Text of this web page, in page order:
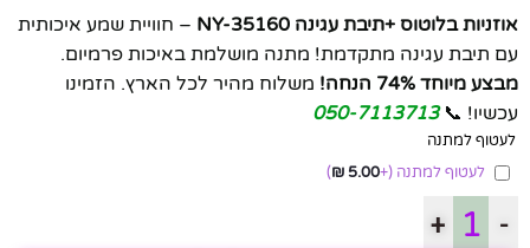
אוזניות בלוטוס +תיבת עגינה NY-35160
– חוויית שמע איכותית
עם תיבת עגינה מתקדמת! מתנה מושלמת באיכות פרמיום.
מבצע מיוחד 74% הנחה!
משלוח מהיר לכל הארץ. הזמינו
עכשיו! 📞050-7113713
לעטוף למתנה
לעטוף למתנה (+
5.00
₪
)
-
+